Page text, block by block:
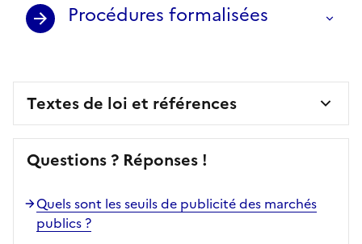
Procédures formalisées
Textes de loi et références
Questions ? Réponses !
Quels sont les seuils de publicité des marchés
publics ?